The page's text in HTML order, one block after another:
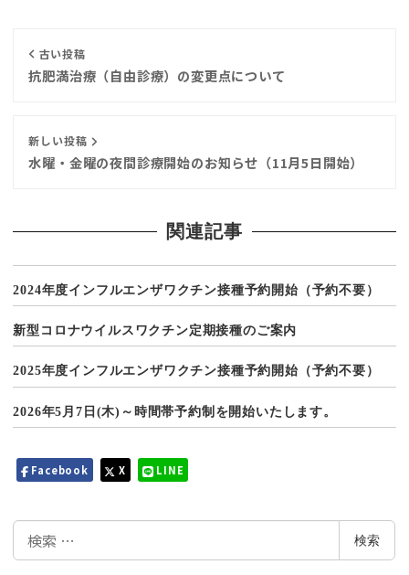
古い投稿
抗肥満治療（自由診療）の変更点について
新しい投稿
水曜・金曜の夜間診療開始のお知らせ（11月5日開始）
関連記事
2024年度インフルエンザワクチン接種予約開始（予約不要）
新型コロナウイルスワクチン定期接種のご案内
2025年度インフルエンザワクチン接種予約開始（予約不要）
2026年5月7日(木)～時間帯予約制を開始いたします。
Facebook X LINE
索
検索